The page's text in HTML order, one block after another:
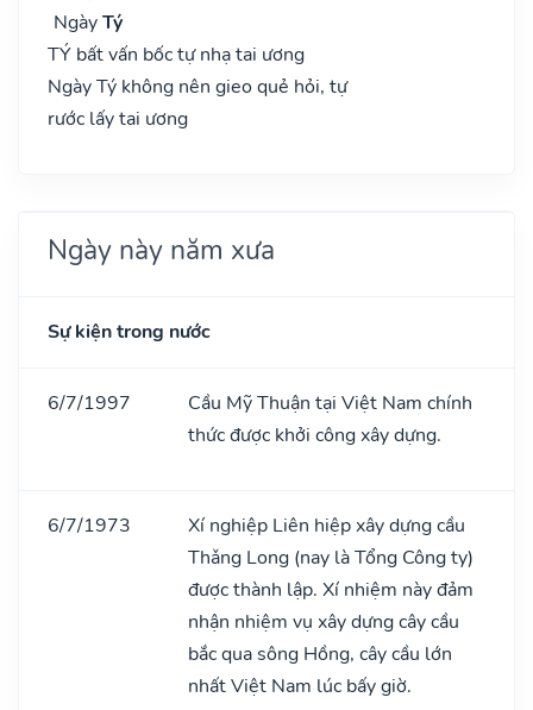
NgàyTý
TÝ bất vấn bốc tự nhạ tai ương
Ngày Tý không nên gieo quẻ hỏi, tự
rước lấy tai ương
Ngày này năm xưa
Sự kiện trong nước
6/7/1997
Cầu Mỹ Thuận tại Việt Nam chính
thức được khởi công xây dựng.
6/7/1973
Xí nghiệp Liên hiệp xây dựng cầu
Thǎng Long (nay là Tổng Công ty)
được thành lập. Xí nhiệm này đảm
nhận nhiệm vụ xây dựng cây cầu
bắc qua sông Hồng, cây cầu lớn
nhất Việt Nam lúc bấy giờ.